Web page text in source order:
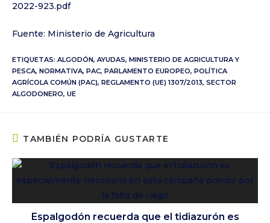
2022-923.pdf
Fuente: Ministerio de Agricultura
ETIQUETAS: ALGODÓN, AYUDAS, MINISTERIO DE AGRICULTURA Y
PESCA, NORMATIVA, PAC, PARLAMENTO EUROPEO, POLÍTICA
AGRÍCOLA COMÚN (PAC), REGLAMENTO (UE) 1307/2013, SECTOR
ALGODONERO, UE
TAMBIÉN PODRÍA GUSTARTE
Espalgodón recuerda que el tidiazurón es